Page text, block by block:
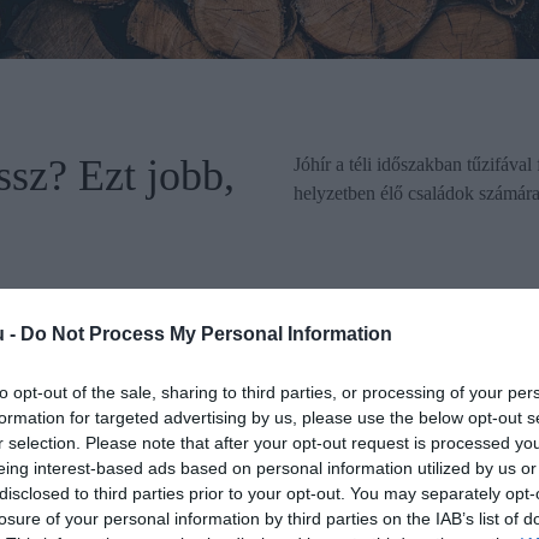
- Do Not Process My Personal Information
opt-out of the sale, sharing to third parties, or processing of your
for targeted advertising by us, please use the below opt-out
selection. Please note that after your opt-out request is processed
interest-based ads based on personal information utilized by us
to third parties prior to your opt-out. You may separately
of your personal information by third parties on the IAB’s list of
Ezt jobb,
Jóhír a téli időszakban tűzifával
helyzetben élő családok
gazdák: ebből a traktorból fogy a legtöbb a nyáron
és darázscsípés esetén?
egészségesebb növények: így védi a talajt a takarás